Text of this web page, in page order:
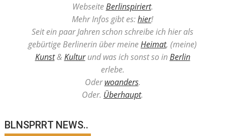
WebseiteBerlinspiriert.
Mehr Infos gibt es:hier!
Seit ein paar Jahren schon schreibe ich hier als
gebürtige Berlinerin über meineHeimat, (meine)
Kunst& Kulturund was ich sonst so inBerlin
erlebe.
Oderwoanders.
Oder. Überhaupt.
BLNSPRRT NEWS..